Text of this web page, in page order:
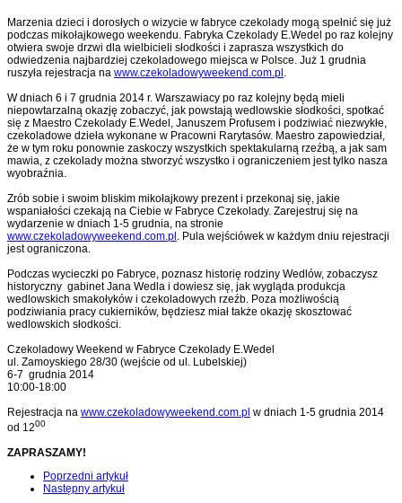
Marzenia dzieci i dorosłych o wizycie w fabryce czekolady mogą spełnić się już
podczas mikołajkowego weekendu. Fabryka Czekolady E.Wedel po raz kolejny
otwiera swoje drzwi dla wielbicieli słodkości i zaprasza wszystkich do
odwiedzenia najbardziej czekoladowego miejsca w Polsce. Już 1 grudnia
ruszyła rejestracja na www.czekoladowyweekend.com.pl .
W dniach 6 i 7 grudnia 2014 r. Warszawiacy po raz kolejny będą mieli
niepowtarzalną okazję zobaczyć, jak powstają wedlowskie słodkości, spotkać
się z Maestro Czekolady E.Wedel, Januszem Profusem i podziwiać niezwykłe,
czekoladowe dzieła wykonane w Pracowni Rarytasów. Maestro zapowiedział,
że w tym roku ponownie zaskoczy wszystkich spektakularną rzeźbą, a jak sam
mawia, z czekolady można stworzyć wszystko i ograniczeniem jest tylko nasza
wyobraźnia.
Zrób sobie i swoim bliskim mikołajkowy prezent i przekonaj się, jakie
wspaniałości czekają na Ciebie w Fabryce Czekolady. Zarejestruj się na
wydarzenie w dniach 1-5 grudnia, na stronie
www.czekoladowyweekend.com.pl . Pula wejściówek w każdym dniu rejestracji
jest ograniczona.
Podczas wycieczki po Fabryce, poznasz historię rodziny Wedlów, zobaczysz
historyczny gabinet Jana Wedla i dowiesz się, jak wygląda produkcja
wedlowskich smakołyków i czekoladowych rzeźb. Poza możliwością
podziwiania pracy cukierników, będziesz miał także okazję skosztować
wedlowskich słodkości.
Czekoladowy Weekend w Fabryce Czekolady E.Wedel
ul. Zamoyskiego 28/30 (wejście od ul. Lubelskiej)
6-7 grudnia 2014
10:00-18:00
Rejestracja na www.czekoladowyweekend.com.pl w dniach 1-5 grudnia 2014
od 1200
ZAPRASZAMY!
Poprzedni artykuł
Następny artykuł